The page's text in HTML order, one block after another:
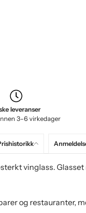
leveranser
3–6 virkedager
vinglass.
og restauranter,